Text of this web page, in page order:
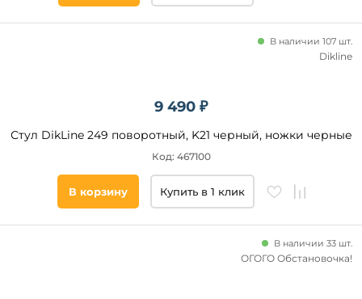
9 490 ₽
Стул DikLine 249 поворотный, K21 черный, ножки черные
В наличии 107 шт.
Код: 467100
Dikline
В корзину Купить в 1 клик
В наличии 33 шт.
ОГОГО Обстановочка!